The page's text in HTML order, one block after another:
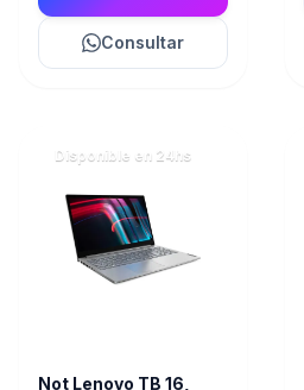
Consultar
Disponible en 24hs
Not Lenovo TB 16,